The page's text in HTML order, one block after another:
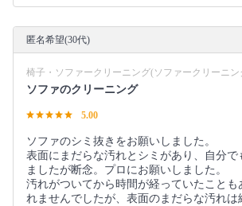
匿名希望(30代)
椅子・ソファークリーニング(ソファークリーニン
ソファのクリーニング
5.00
ソファのシミ抜きをお願いしました。
表面にまだらな汚れとシミがあり、自分で
ましたが断念。プロにお願いしました。
汚れがついてから時間が経っていたことも
れませんでしたが、表面のまだらな汚れは